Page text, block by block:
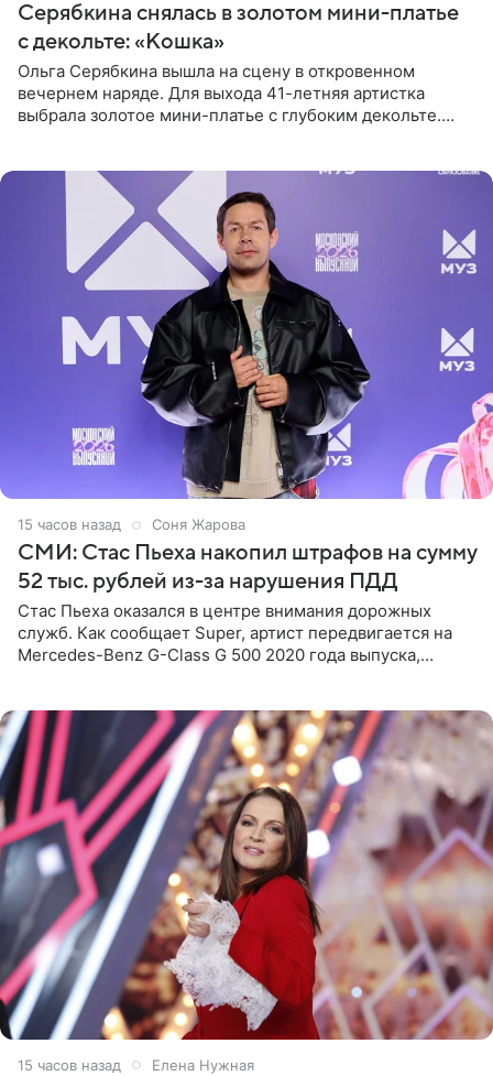
Серябкина снялась в золотом мини-платье
с декольте: «Кошка»
Ольга Серябкина вышла на сцену в откровенном
вечернем наряде. Для выхода 41-летняя артистка
выбрала золотое мини-платье с глубоким декольте.
15 часов назад Соня Жарова
СМИ: Стас Пьеха накопил штрафов на сумму
52 тыс. рублей из-за нарушения ПДД
Стас Пьеха оказался в центре внимания дорожных
служб. Как сообщает Super, артист передвигается на
Mercedes-Benz G-Class G 500 2020 года выпуска,
15 часов назад Елена Нужная